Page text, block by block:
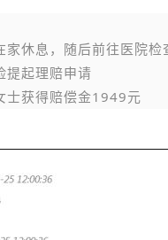
休息，随后前往医院检
起理赔申请
获得赔偿金1949元